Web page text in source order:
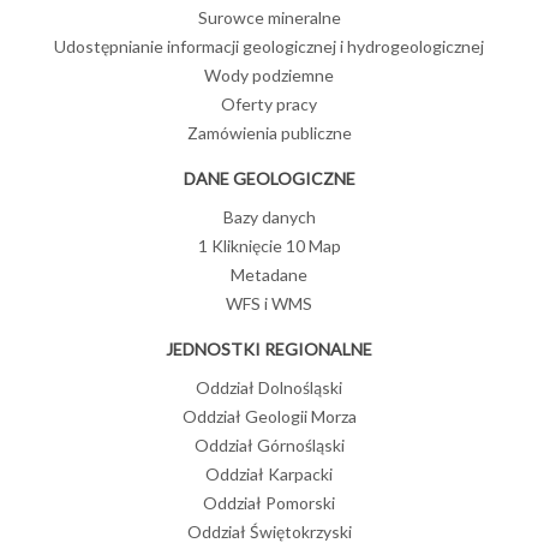
Surowce mineralne
Udostępnianie informacji geologicznej i hydrogeologicznej
Wody podziemne
Oferty pracy
Zamówienia publiczne
DANE GEOLOGICZNE
Bazy danych
1 Kliknięcie 10 Map
Metadane
WFS i WMS
JEDNOSTKI REGIONALNE
Oddział Dolnośląski
Oddział Geologii Morza
Oddział Górnośląski
Oddział Karpacki
Oddział Pomorski
Oddział Świętokrzyski